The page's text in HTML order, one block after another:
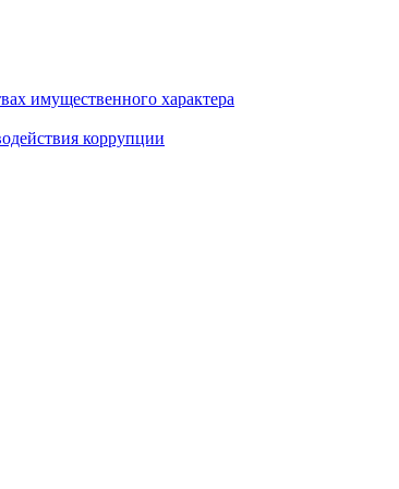
имущественного характера
коррупции